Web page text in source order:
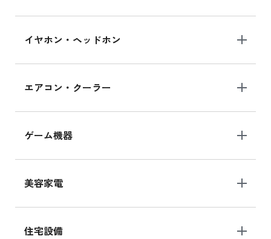
イヤホン・ヘッドホン
エアコン・クーラー
ゲーム機器
美容家電
住宅設備